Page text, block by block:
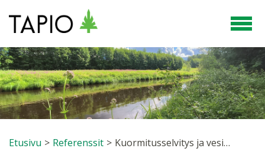
Etusivu > Referenssit > Kuormitusselvitys ja vesiensuojeluratkaisujen priorisointi herkälle raakkujoen valuma-alueelle